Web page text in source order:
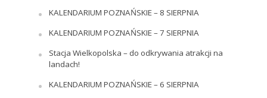
KALENDARIUM POZNAŃSKIE – 8 SIERPNIA
KALENDARIUM POZNAŃSKIE – 7 SIERPNIA
Stacja Wielkopolska – do odkrywania atrakcji na
landach!
KALENDARIUM POZNAŃSKIE – 6 SIERPNIA